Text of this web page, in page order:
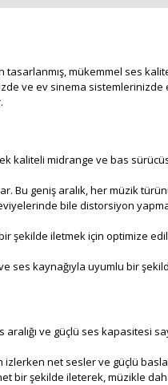
mükemmel ses
ve ev sinema
kaliteli midrange ve bas
Bu geniş aralık, her müzik
bile distorsiyon
şekilde iletmek için optimize
kaynağıyla uyumlu bir
ve güçlü ses kapasitesi
net sesler ve güçlü
bir şekilde ileterek, müzikle